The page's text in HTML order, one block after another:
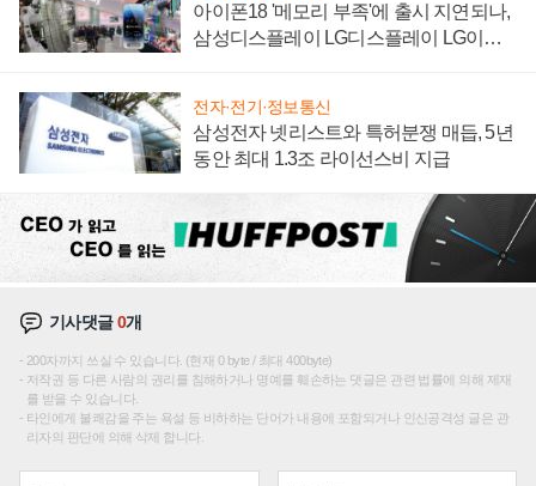
아이폰18 '메모리 부족'에 출시 지연되나,
삼성디스플레이 LG디스플레이 LG이노
전자·전기·정보통신
삼성전자 넷리스트와 특허분쟁 매듭, 5년
동안 최대 1.3조 라이선스비 지급
기사댓글0개
200자까지 쓰실 수 있습니다. (현재 0 byte / 최대 400byte)
저작권 등 다른 사람의 권리를 침해하거나 명예를 훼손하는 댓글은 관련 법률에 의해 제재
를 받을 수 있습니다.
타인에게 불쾌감을 주는 욕설 등 비하하는 단어가 내용에 포함되거나 인신공격성 글은 관
리자의 판단에 의해 삭제 합니다.